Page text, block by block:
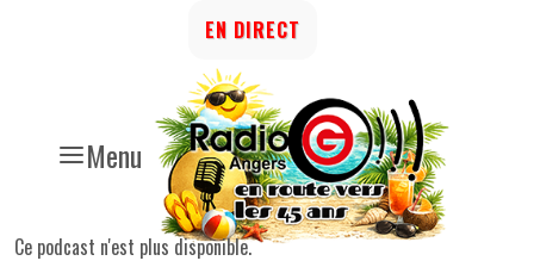
Menu
EN DIRECT
Ce podcast n'est plus disponible.